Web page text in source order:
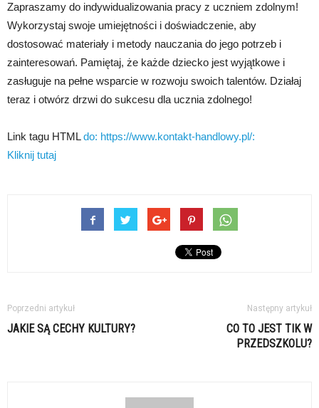
Zapraszamy do indywidualizowania pracy z uczniem zdolnym!
Wykorzystaj swoje umiejętności i doświadczenie, aby
dostosować materiały i metody nauczania do jego potrzeb i
zainteresowań. Pamiętaj, że każde dziecko jest wyjątkowe i
zasługuje na pełne wsparcie w rozwoju swoich talentów. Działaj
teraz i otwórz drzwi do sukcesu dla ucznia zdolnego!
Link tagu HTMLdo: https://www.kontakt-handlowy.pl/:
Kliknij tutaj
Poprzedni artykuł
JAKIE SĄ CECHY KULTURY?
Następny artykuł
CO TO JEST TIK W
PRZEDSZKOLU?